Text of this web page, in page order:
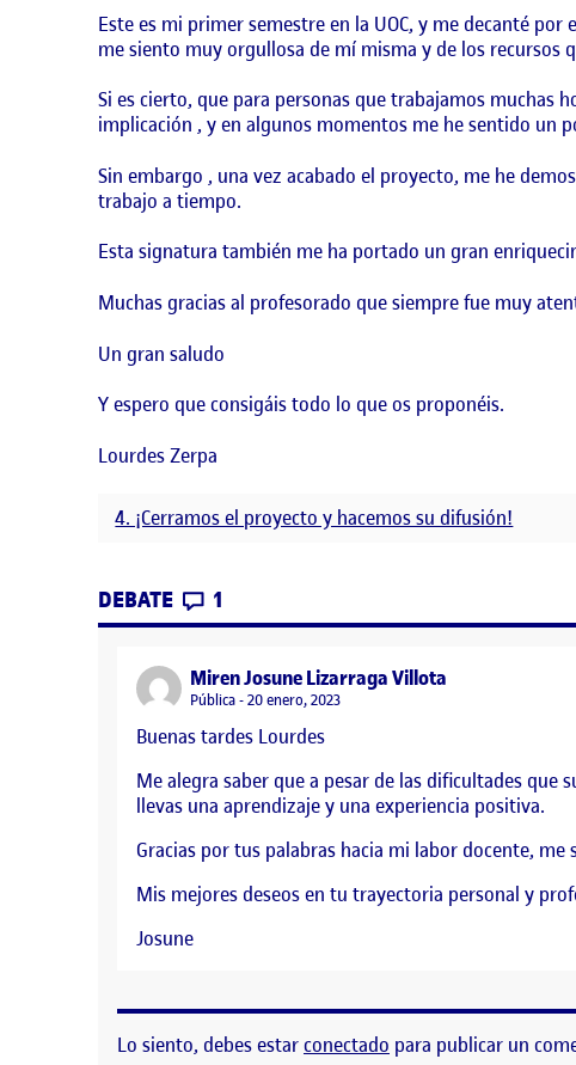
Este es mi primer semestre en la UOC, y me decanté
me siento muy orgullosa de mí misma y de los
Si es cierto, que para personas que trabajamos muchas
implicación , y en algunos momentos me he sentido un
Sin embargo , una vez acabado el proyecto, me he
trabajo a tiempo.
Esta signatura también me ha portado un gran
Muchas gracias al profesorado que siempre fue muy
Un gran saludo
Y espero que consigáis todo lo que os proponéis.
Lourdes Zerpa
4. ¡Cerramos el proyecto y hacemos su difusión!
DEBATE CONTRIBUTIONS
1
Miren Josune Lizarraga Villota
Visibilidad:
Pública 20 enero, 2023
Buenas tardes Lourdes
Me alegra saber que a pesar de las dificultades que
llevas una aprendizaje y una experiencia positiva.
Gracias por tus palabras hacia mi labor docente,
Mis mejores deseos en tu trayectoria personal y
Josune
Lo siento, debes estarconectado para publicar un